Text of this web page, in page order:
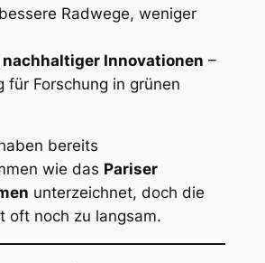
Radwege, weniger
nachhaltiger Innovationen –
für Forschung in grünen
bereits
wie das Pariser
unterzeichnet, doch die
oft noch zu langsam.